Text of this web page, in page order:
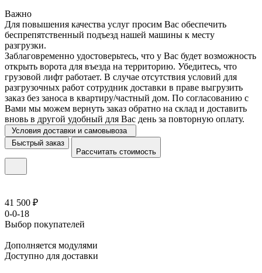
Важно
Для повышения качества услуг просим Вас обеспечить
беспрепятственный подъезд нашей машины к месту
разгрузки.
Заблаговременно удостоверьтесь, что у Вас будет возможность
открыть ворота для въезда на территорию. Убедитесь, что
грузовой лифт работает. В случае отсутствия условий для
разгрузочных работ сотрудник доставки в праве выгрузить
заказ без заноса в квартиру/частный дом. По согласованию с
Вами мы можем вернуть заказ обратно на склад и доставить
вновь в другой удобный для Вас день за повторную оплату.
Условия доставки и самовывоза
Быстрый заказ
Рассчитать стоимость
41 500 ₽
0-0-18
Выбор покупателей
Дополняется модулями
Доступно для доставки